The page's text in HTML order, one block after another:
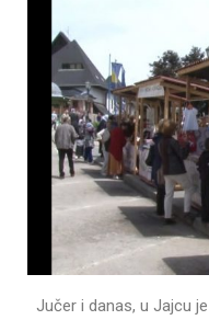
Jučer i danas, u Jajcu